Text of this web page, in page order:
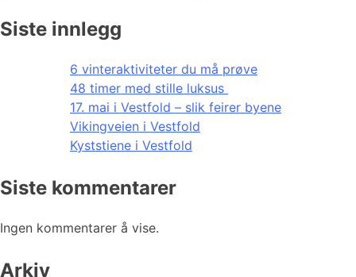
Siste innlegg
6 vinteraktiviteter du må prøve
48 timer med stille luksus
17. mai i Vestfold – slik feirer byene
Vikingveien i Vestfold
Kyststiene i Vestfold
Siste kommentarer
Ingen kommentarer å vise.
Arkiv